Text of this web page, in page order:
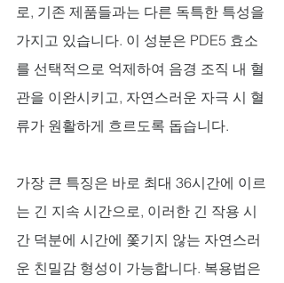
로, 기존 제품들과는 다른 독특한 특성을
가지고 있습니다. 이 성분은 PDE5 효소
를 선택적으로 억제하여 음경 조직 내 혈
관을 이완시키고, 자연스러운 자극 시 혈
류가 원활하게 흐르도록 돕습니다.
가장 큰 특징은 바로 최대 36시간에 이르
는 긴 지속 시간으로, 이러한 긴 작용 시
간 덕분에 시간에 쫓기지 않는 자연스러
운 친밀감 형성이 가능합니다. 복용법은